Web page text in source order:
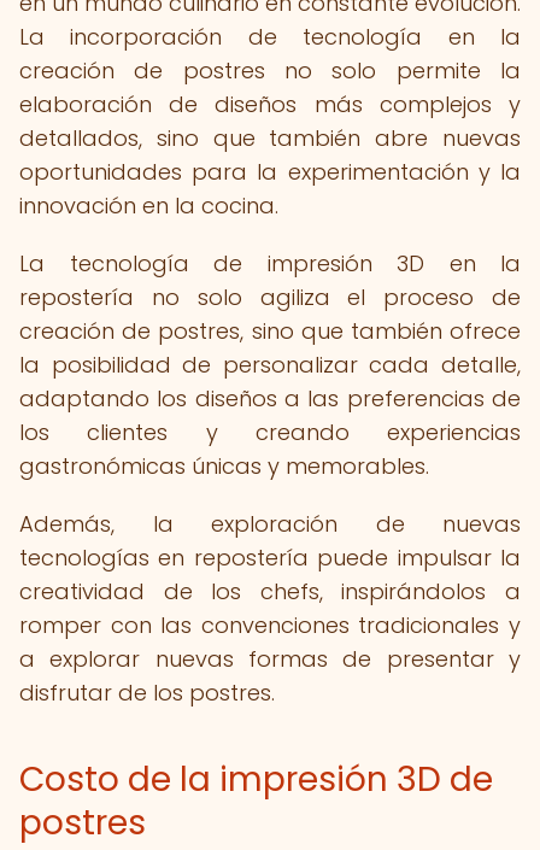
La incorporación de tecnología en la
creación de postres no solo permite la
elaboración de diseños más complejos y
detallados, sino que también abre nuevas
oportunidades para la experimentación y la
innovación en la cocina.
La tecnología de impresión 3D en la
repostería no solo agiliza el proceso de
creación de postres, sino que también ofrece
la posibilidad de personalizar cada detalle,
adaptando los diseños a las preferencias de
los clientes y creando experiencias
gastronómicas únicas y memorables.
Además, la exploración de nuevas
tecnologías en repostería puede impulsar la
creatividad de los chefs, inspirándolos a
romper con las convenciones tradicionales y
a explorar nuevas formas de presentar y
disfrutar de los postres.
Costo de la impresión 3D de
postres